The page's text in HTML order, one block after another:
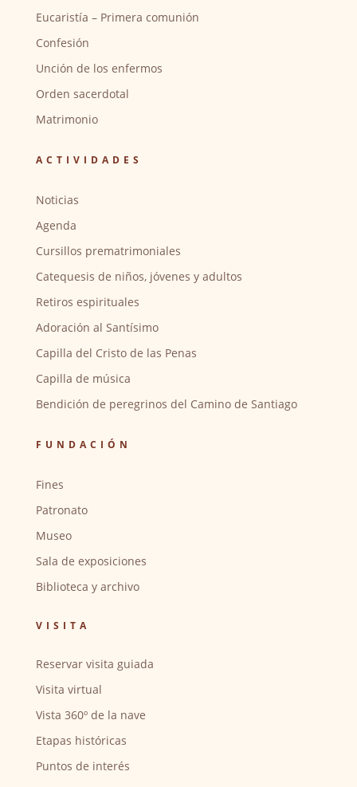
Eucaristía – Primera comunión
Confesión
Unción de los enfermos
Orden sacerdotal
Matrimonio
ACTIVIDADES
Noticias
Agenda
Cursillos prematrimoniales
Catequesis de niños, jóvenes y adultos
Retiros espirituales
Adoración al Santísimo
Capilla del Cristo de las Penas
Capilla de música
Bendición de peregrinos del Camino de Santiago
FUNDACIÓN
Fines
Patronato
Museo
Sala de exposiciones
Biblioteca y archivo
VISITA
Reservar visita guiada
Visita virtual
Vista 360º de la nave
Etapas históricas
Puntos de interés